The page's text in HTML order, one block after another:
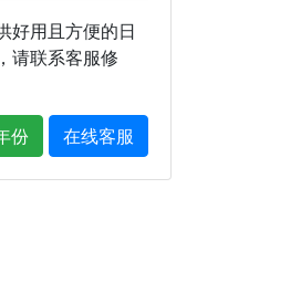
好用且方便的日
请联系客服修
份 在线客服